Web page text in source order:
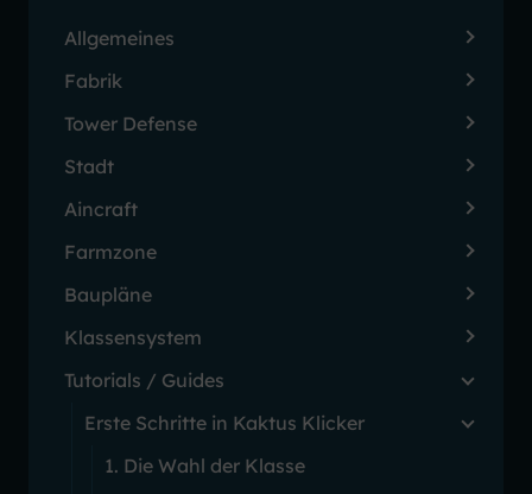
Allgemeines
Fabrik
Tower Defense
Stadt
Aincraft
Farmzone
Baupläne
Klassensystem
Tutorials / Guides
Erste Schritte in Kaktus Klicker
1. Die Wahl der Klasse